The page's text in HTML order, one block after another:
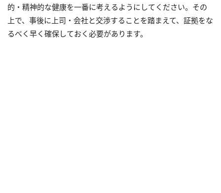
的・精神的な健康を一番に考えるようにしてください。その
上で、事後に上司・会社と交渉することを踏まえて、証拠をな
るべく早く確保しておく必要があります。